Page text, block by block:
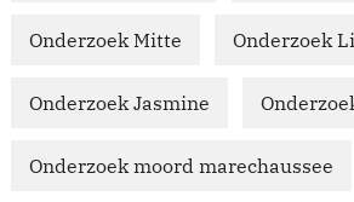
Onderzoek Mitte Onderzoek
Onderzoek Jasmine
Onderzoek moord marechaussee